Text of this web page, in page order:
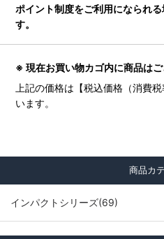
ポイント制度をご利用になられ
す。
※ 現在お買い物カゴ内に商品はご
上記の価格は【税込価格（消費
います。
商品カ
インパクトシリーズ(69)